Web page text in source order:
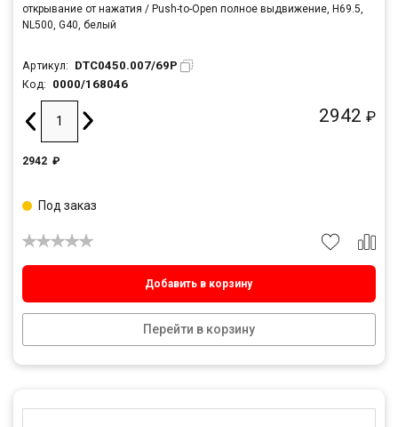
открывание от нажатия / Push-to-Open полное выдвижение, H69.5,
NL500, G40, белый
Артикул: DTC0450.007/69P
Код: 0000/168046
2942 ₽
2942 ₽
Добавить в корзину
Перейти в корзину
Под заказ